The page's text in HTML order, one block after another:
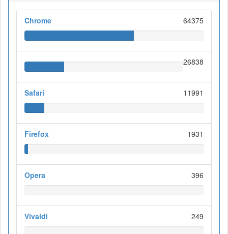
Chrome 64375
26838
Safari 11991
Firefox 1931
Opera 396
Vivaldi 249